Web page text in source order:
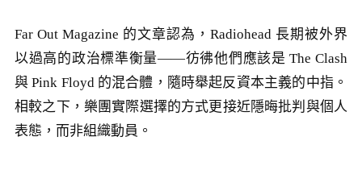
Far Out Magazine 的文章認為，Radiohead 長期被外界
以過高的政治標準衡量——彷彿他們應該是 The Clash
與 Pink Floyd 的混合體，隨時舉起反資本主義的中指。
相較之下，樂團實際選擇的方式更接近隱晦批判與個人
表態，而非組織動員。